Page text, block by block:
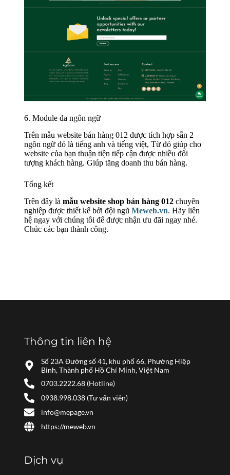
6. Module đa ngôn ngữ
Trên mẫu website bán hàng 012 được tích hợp sẵn 2
ngôn ngữ đó là tiếng anh và tiếng việt, Từ đó giúp cho
website của bạn thuận tiện tiếp cận được nhiều đối
tượng khách hàng. Giúp tăng doanh thu bán hàng.
Tổng kết
Trên đây là mẫu website shop bán hàng 012chuyên
nghiệp được thiết kế bởi đội ngũ Meweb.vn. Hãy liên
hệ ngay với chúng tôi để được nhận ưu đãi ngay nhé.
Chúc các bạn thành công.
Thông tin liên hệ
Số 23A Đường số 41, khu phố 66, Phường Hiệp
Bình, Thành phố Hồ Chí Minh, Việt Nam
0703.2222.68 (Hotline)
0938.998.038 (Tư vấn viên)
info@mepage.vn
https://meweb.vn
Dịch vụ